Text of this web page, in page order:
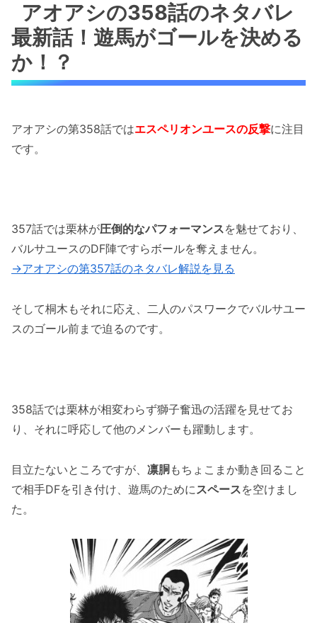
ールを決めるか！？
アオアシの358話のネタバレ最新話！バルサの
GKネイソン・スターレスがヤバい！
アオアシの358話のネタバレ最新話！栗林と桐
アオアシの358話のネタバレ最新話！バルサの
「アオアシの358話のネタバレ最新話！ついに
アシトが来る！！」まとめ
アオアシの358話のネタバレ
最新話！遊馬がゴールを決める
か！？
アオアシの第358話ではエスペリオンユースの反撃に注目
です。
357話では栗林が圧倒的なパフォーマンスを魅せており、
バルサユースのDF陣ですらボールを奪えません。
→アオアシの第357話のネタバレ解説を見る
そして桐木もそれに応え、二人のパスワークでバルサユー
スのゴール前まで迫るのです。
358話では栗林が相変わらず獅子奮迅の活躍を見せてお
り、それに呼応して他のメンバーも躍動します。
目立たないところですが、 凛胴もちょこまか動き回ること
で相手DFを引き付け、遊馬のために スペースを空けまし
た。